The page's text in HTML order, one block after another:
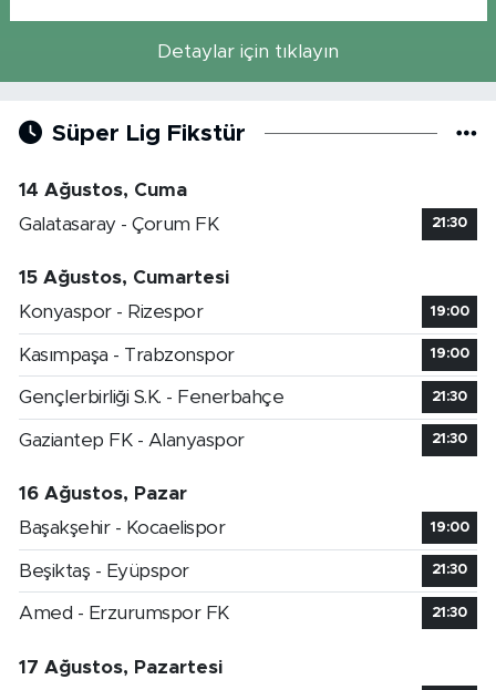
Detaylar için tıklayın
Süper Lig Fikstür
14 Ağustos, Cuma
Galatasaray - Çorum FK
21:30
15 Ağustos, Cumartesi
Konyaspor - Rizespor
19:00
Kasımpaşa - Trabzonspor 19:00
Gençlerbirliği S.K. - Fenerbahçe 21:30
Gaziantep FK - Alanyaspor 21:30
16 Ağustos, Pazar
Başakşehir - Kocaelispor
19:00
Beşiktaş - Eyüpspor 21:30
Amed - Erzurumspor FK 21:30
17 Ağustos, Pazartesi